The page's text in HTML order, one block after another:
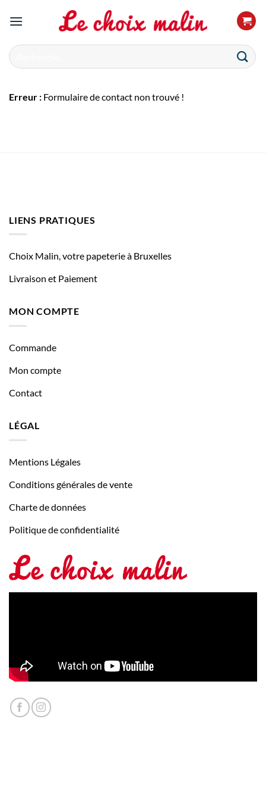
Recherche
pour :
Erreur : Formulaire de contact non trouvé !
LIENS PRATIQUES
Choix Malin, votre papeterie à Bruxelles
Livraison et Paiement
MON COMPTE
Commande
Mon compte
Contact
LÉGAL
Mentions Légales
Conditions générales de vente
Charte de données
Politique de confidentialité